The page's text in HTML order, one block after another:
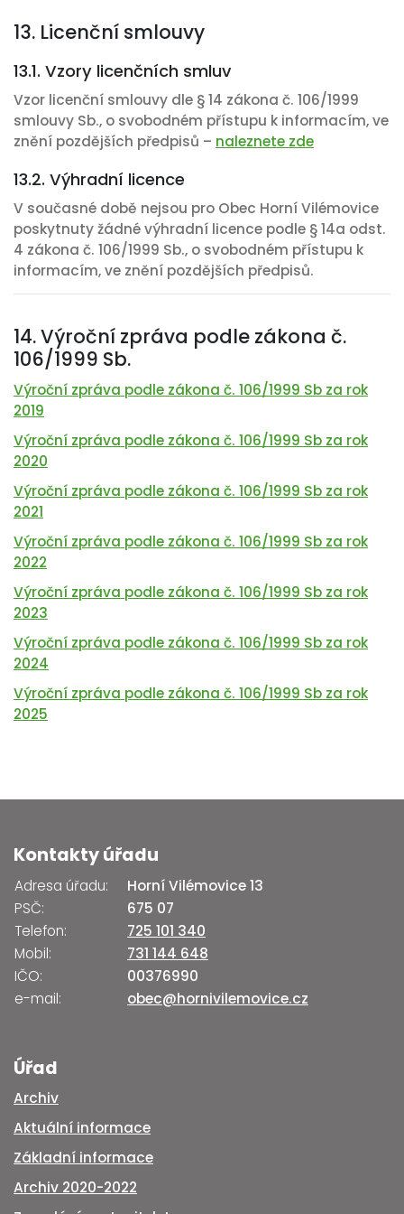
13. Licenční smlouvy
13.1. Vzory licenčních smluv
Vzor licenční smlouvy dle § 14 zákona č. 106/1999
smlouvy Sb., o svobodném přístupu k informacím, ve
znění pozdějších předpisů – naleznete zde
13.2. Výhradní licence
V současné době nejsou pro Obec Horní Vilémovice
poskytnuty žádné výhradní licence podle § 14a odst.
4 zákona č. 106/1999 Sb., o svobodném přístupu k
informacím, ve znění pozdějších předpisů.
14. Výroční zpráva podle zákona č.
106/1999 Sb.
Výroční zpráva podle zákona č. 106/1999 Sb za rok
2019
Výroční zpráva podle zákona č. 106/1999 Sb za rok
2020
Výroční zpráva podle zákona č. 106/1999 Sb za rok
2021
Výroční zpráva podle zákona č. 106/1999 Sb za rok
2022
Výroční zpráva podle zákona č. 106/1999 Sb za rok
2023
Výroční zpráva podle zákona č. 106/1999 Sb za rok
2024
Výroční zpráva podle zákona č. 106/1999 Sb za rok
2025
Kontakty úřadu
Adresa úřadu:
Horní Vilémovice 13
PSČ:
675 07
Telefon:
725 101 340
Mobil:
731 144 648
IČO:
00376990
e-mail:
obec@hornivilemovice.cz
Úřad
Archiv
Aktuální informace
Základní informace
Archiv 2020-2022